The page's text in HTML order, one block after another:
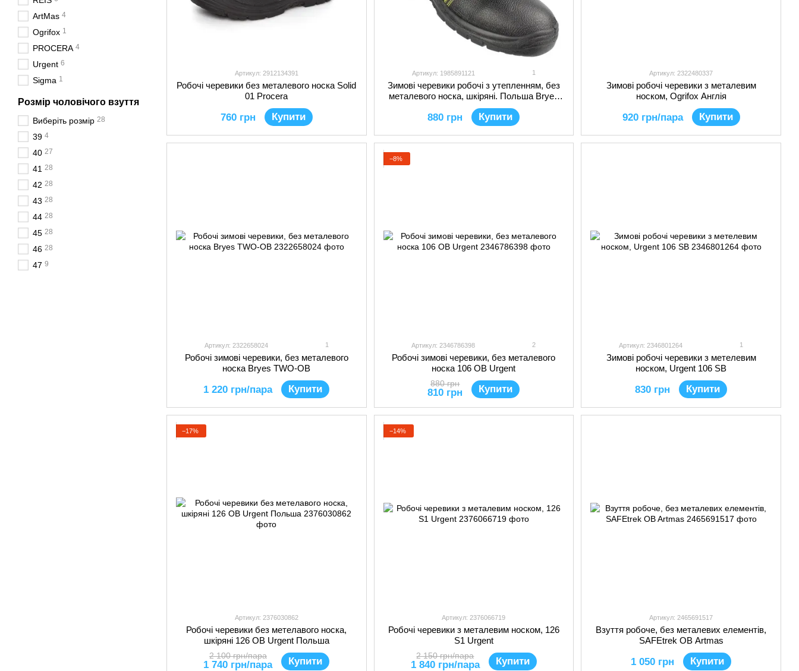
Артикул: 2912134391
Робочі черевики без металевого носка Solid
01 Procera
760 грн Купити
Артикул: 1985891121 1
Зимові черевики робочі з утепленням, без
металевого носка, шкіряні. Польша Bryes
TO OB
880 грн Купити
Артикул: 2322480337
Зимові робочі черевики з металевим
носком, Ogrifox Англія
920 грн/пара Купити
Артикул: 2322658024 1
Робочі зимові черевики, без металевого
носка Bryes TWO-OB
1 220 грн/пара Купити
−8%
Артикул: 2346786398 2
Робочі зимові черевики, без металевого
носка 106 OB Urgent
880 грн
810 грн Купити
Артикул: 2346801264 1
Зимові робочі черевики з метелевим
носком, Urgent 106 SB
830 грн Купити
−17%
Артикул: 2376030862
Робочі черевики без метелавого носка,
шкіряні 126 OB Urgent Польша
2 100 грн/пара
1 740 грн/пара Купити
−14%
Артикул: 2376066719
Робочі черевики з металевим носком, 126
S1 Urgent
2 150 грн/пара
1 840 грн/пара Купити
Артикул: 2465691517
Взуття робоче, без металевих елементів,
SAFEtrek OB Artmas
1 050 грн Купити
ArtMas 4
Ogrifox 1
PROCERA 4
Urgent 6
Sigma 1
Розмір чоловічого взуття
Виберіть розмір 28
39 4
40 27
41 28
42 28
43 28
44 28
45 28
46 28
47 9